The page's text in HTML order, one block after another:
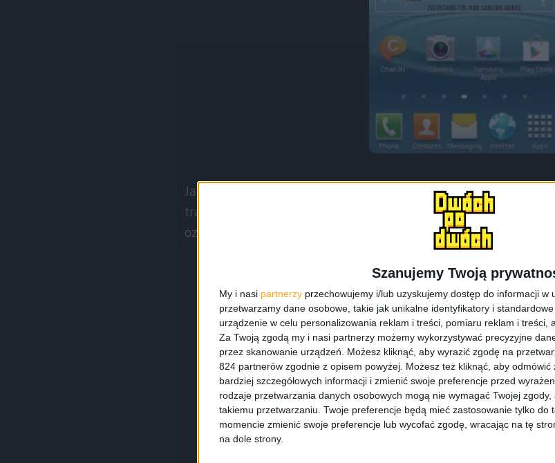
Szanujemy Twoją
My i nasi partnerzy przechowujemy i/lub uzyskujemy dostęp do informacji w
przetwarzamy dane osobowe, takie jak unikalne identyfikatory i
urządzenie w celu personalizowania reklam i treści, pomiaru reklam i treści,
Za Twoją zgodą my i nasi partnerzy możemy wykorzystywać precyzyjne
przez skanowanie urządzeń. Możesz kliknąć, aby wyrazić zgodę na
824 partnerów zgodnie z opisem powyżej. Możesz też kliknąć, aby
bardziej szczegółowych informacji i zmienić swoje preferencje przed
rodzaje przetwarzania danych osobowych mogą nie wymagać Twojej
takiemu przetwarzaniu. Twoje preferencje będą mieć zastosowanie tylko do
momencie zmienić swoje preferencje lub wycofać zgodę, wracając na tę
na dole strony.
Jak informuje serwis
, otrzymał kilka screenów, które
trafił już do Samsunga Galaxy Ace 2, ale w wersji testowej (pre-
oznaczone jako
3.0.31-932015